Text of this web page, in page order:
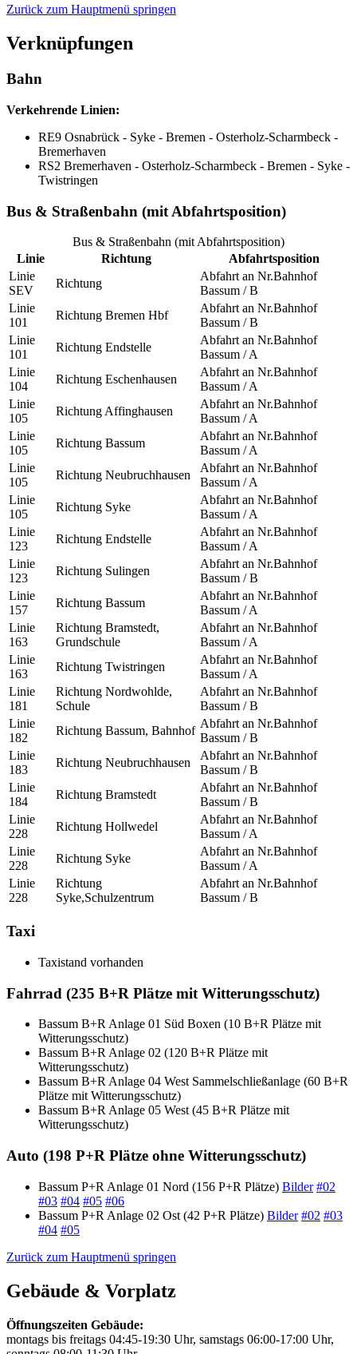
Zurück zum Hauptmenü springen
Verknüpfungen
Bahn
Verkehrende Linien:
RE9 Osnabrück - Syke - Bremen - Osterholz-Scharmbeck -
Bremerhaven
RS2 Bremerhaven - Osterholz-Scharmbeck - Bremen - Syke -
Twistringen
Bus & Straßenbahn (mit Abfahrtsposition)
Bus & Straßenbahn (mit Abfahrtsposition)
Linie
Richtung
Abfahrtsposition
Linie
SEV
Richtung
Abfahrt an Nr.Bahnhof
Bassum / B
Linie
101
Richtung Bremen Hbf
Abfahrt an Nr.Bahnhof
Bassum / B
Linie
101
Richtung Endstelle
Abfahrt an Nr.Bahnhof
Bassum / A
Linie
104
Richtung Eschenhausen
Abfahrt an Nr.Bahnhof
Bassum / A
Linie
105
RichtungAffinghausen
Abfahrt an Nr.Bahnhof
Bassum / A
Linie
105
Richtung Bassum
Abfahrt an Nr.Bahnhof
Bassum / A
Linie
105
Richtung Neubruchhausen
Abfahrt an Nr.Bahnhof
Bassum / A
Linie
105
Richtung Syke
Abfahrt an Nr.Bahnhof
Bassum / A
Linie
123
Richtung Endstelle
Abfahrt an Nr.Bahnhof
Bassum / A
Linie
123
Richtung Sulingen
Abfahrt an Nr.Bahnhof
Bassum / B
Linie
157
Richtung Bassum
Abfahrt an Nr.Bahnhof
Bassum / A
Linie
163
Richtung Bramstedt,
Grundschule
Abfahrt an Nr.Bahnhof
Bassum / A
Linie
163
Richtung Twistringen
Abfahrt an Nr.Bahnhof
Bassum / A
Linie
181
Richtung Nordwohlde,
Schule
Abfahrt an Nr.Bahnhof
Bassum / B
Linie
182
Richtung Bassum, Bahnhof
Abfahrt an Nr.Bahnhof
Bassum / B
Linie
183
Richtung Neubruchhausen
Abfahrt an Nr.Bahnhof
Bassum / B
Linie
184
Richtung Bramstedt
Abfahrt an Nr.Bahnhof
Bassum / B
Linie
228
Richtung Hollwedel
Abfahrt an Nr.Bahnhof
Bassum / A
Linie
228
Richtung Syke
Abfahrt an Nr.Bahnhof
Bassum / A
Linie
228
Richtung
Syke,Schulzentrum
Abfahrt an Nr.Bahnhof
Bassum / B
Taxi
Taxistand vorhanden
Fahrrad (235 B+R Plätze mit Witterungsschutz)
Bassum B+R Anlage 01 Süd Boxen (10 B+R Plätze mit
Witterungsschutz)
Bassum B+R Anlage 02 (120 B+R Plätze mit
Witterungsschutz)
Bassum B+R Anlage 04 West Sammelschließanlage (60 B+R
Plätze mit Witterungsschutz)
Bassum B+R Anlage 05 West (45 B+R Plätze mit
Witterungsschutz)
Auto (198 P+R Plätze ohne Witterungsschutz)
Bassum P+R Anlage 01 Nord (156 P+R Plätze) Bilder #02
#03 #04 #05 #06
Bassum P+R Anlage 02 Ost (42 P+R Plätze) Bilder #02 #03
#04 #05
Zurück zum Hauptmenü springen
Gebäude & Vorplatz
Öffnungszeiten Gebäude:
montags bis freitags 04:45-19:30 Uhr, samstags 06:00-17:00 Uhr,